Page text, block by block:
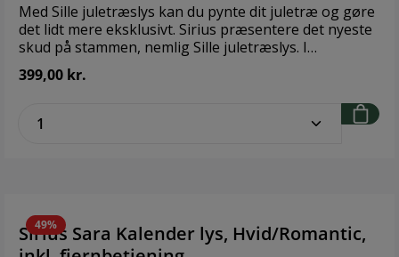
Med Sille juletræslys kan du pynte dit juletræ og gøre
det lidt mere eksklusivt. Sirius præsentere det nyeste
skud på stammen, nemlig Sille juletræslys. I
modsætning til Sara juletræslys, så er flammen på
Sille juletræslys mere livagtig og selve lyset er
slankere. Sille juletræslys passer perfekt til den som
ønsker lækre kvalitets juletræslys, som kan anvendes
år for år. Fjernbetjeningen er inkluderet i dette
399,00 kr.
49%
Sirius Sara Kalender lys, Hvid/Romantic,